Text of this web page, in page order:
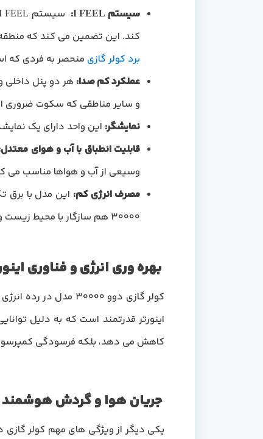
سیستم I FEEL:
کند. این تضمین می کند که منطقه
برد کولر گازی منحصر به فردی که
عملکرد کم صدا:
و سایر مناطقی که سکوت
نمایشگر: این واحد دارای یک
قابلیت انطباق با آب و هوای معتدل
وسیعی از آب و هواها مناسب می
مصرف انرژی کم: این مدل با
30000 هم سازگار با محیط زیست و هم مقرون به صرفه است.
بهره وری انرژی و فناوری
اینورتر قدرتمند است که به دلیل
کاهش می دهد، بلکه فرسودگی کمپرسور
جریان هوا و گردش هوشمند